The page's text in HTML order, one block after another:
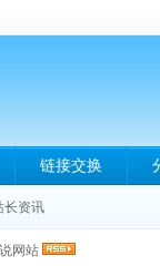
链接交换
长资讯
网站